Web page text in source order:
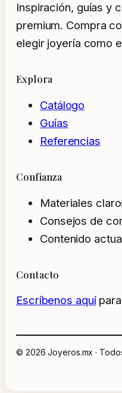
Inspiración, guías y
premium. Compra
elegir joyería como
Explora
Catálogo
Guías
Referencias
Confianza
Materiales
Consejos de
Contenido
Contacto
Escríbenos aquípara
© 2026 Joyeros.mx ·